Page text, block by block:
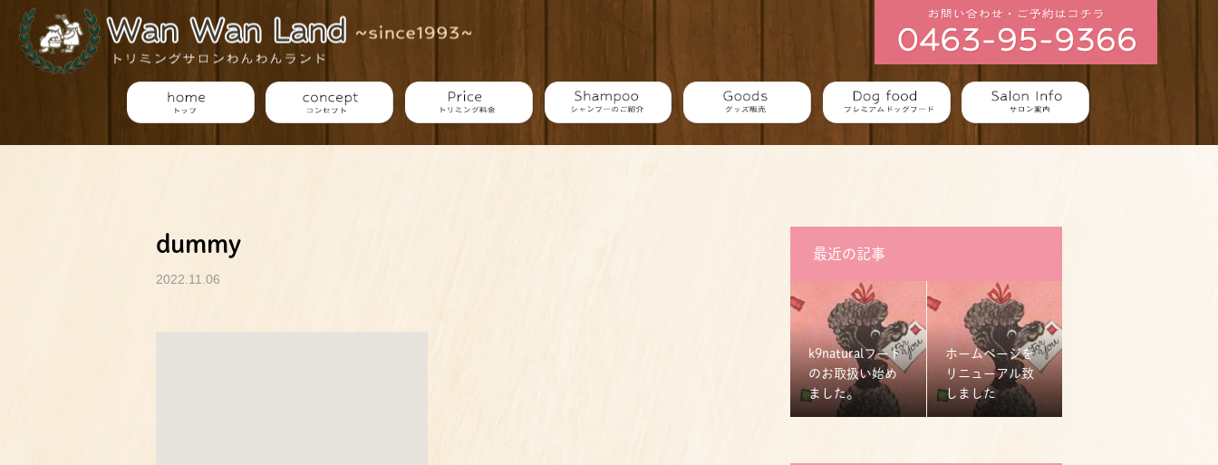
dummy
2022.11.06
最近の記事
k9naturalフード
のお取扱い始め
ました。
ホームページを
リニューアル致
しました